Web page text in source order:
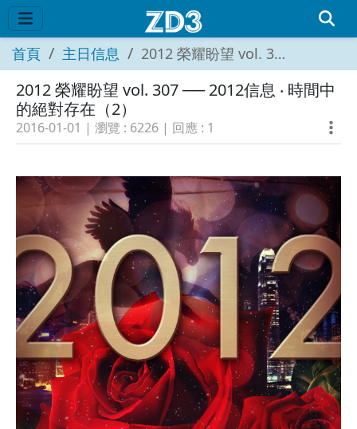
首頁 主日信息 2012 榮耀盼望 vol. 307 ── 2012信息 ‧ 時間中的絕對存在（2）
2012 榮耀盼望 vol. 307 ── 2012信息 ‧ 時間中
的絕對存在（2）
2016-01-01 | 瀏覽 : 6226 | 回應 : 1